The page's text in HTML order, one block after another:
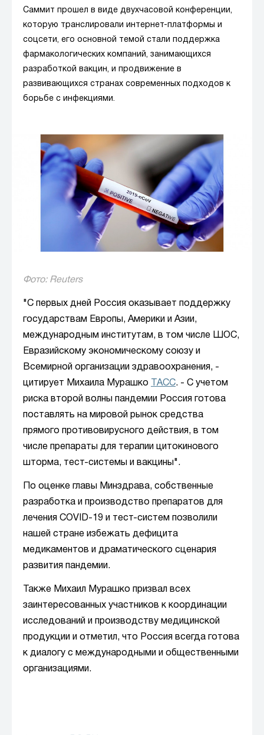
Саммит прошел в виде двухчасовой конференции,
которую транслировали интернет-платформы и
соцсети, его основной темой стали поддержка
фармакологических компаний, занимающихся
разработкой вакцин, и продвижение в
развивающихся странах современных подходов к
борьбе с инфекциями.
Фото: Reuters
"С первых дней Россия оказывает поддержку
государствам Европы, Америки и Азии,
международным институтам, в том числе ШОС,
Евразийскому экономическому союзу и
Всемирной организации здравоохранения, -
цитирует Михаила Мурашко
ТАСС. - С учетом
риска второй волны пандемии Россия готова
поставлять на мировой рынок средства
прямого противовирусного действия, в том
числе препараты для терапии цитокинового
шторма, тест-системы и вакцины".
По оценке главы Минздрава, собственные
разработка и производство препаратов для
лечения COVID-19 и тест-систем позволили
нашей стране избежать дефицита
медикаментов и драматического сценария
развития пандемии.
Также Михаил Мурашко призвал всех
заинтересованных участников к координации
исследований и производству медицинской
продукции и отметил, что Россия всегда готова
к диалогу с международными и общественными
организациями.